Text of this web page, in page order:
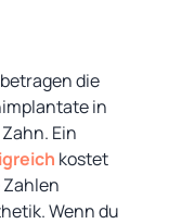
betragen die
in
Ein
kostet
Zahlen
Wenn du